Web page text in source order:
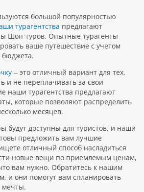
большой популярностью
турагентства предлагают
Шоп-туров. Опытные турагенты
ваше путешествие с учетом
– это отличный вариант для тех,
и не переплачивать за свои
наши турагентства предлагают
которые позволяют распределить
месяцев.
будут доступны для туристов, и наши
предложить вам лучшие
отличный способ насладиться
новые вещи по приемлемым ценам,
вам нужно. Обратитесь к нашим
и они помогут вам спланировать
мечты.